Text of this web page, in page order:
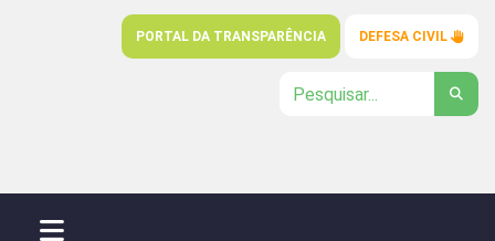
PORTAL DA TRANSPARÊNCIA DEFESA CIVIL